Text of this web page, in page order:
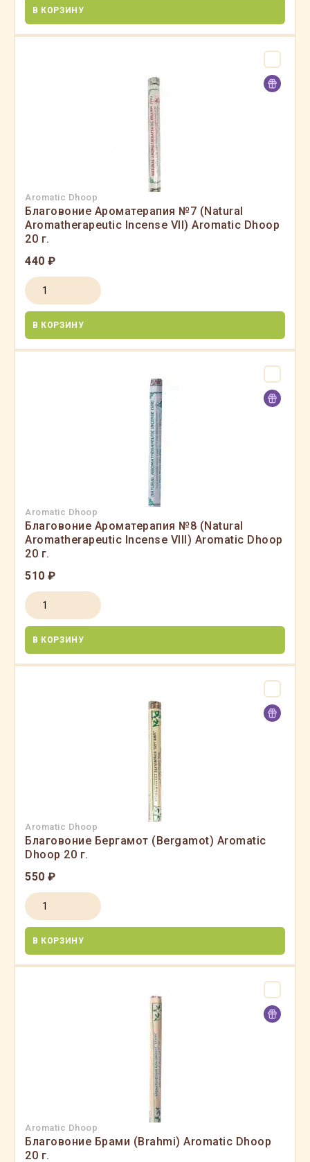
В КОРЗИНУ
Aromatic Dhoop
Благовоние Ароматерапия №7 (Natural
Aromatherapeutic Incense VII) Aromatic Dhoop
20 г.
440 ₽
В КОРЗИНУ
Aromatic Dhoop
Благовоние Ароматерапия №8 (Natural
Aromatherapeutic Incense VIII) Aromatic Dhoop
20 г.
510 ₽
В КОРЗИНУ
Aromatic Dhoop
Благовоние Бергамот (Bergamot) Aromatic
Dhoop 20 г.
550 ₽
В КОРЗИНУ
Aromatic Dhoop
Благовоние Брами (Brahmi) Aromatic Dhoop
20 г.